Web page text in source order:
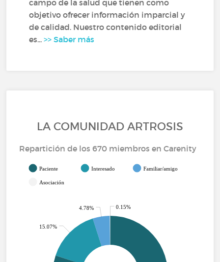
campo de la salud que tienen como
objetivo ofrecer información imparcial y
de calidad. Nuestro contenido editorial
es...>> Saber más
LA COMUNIDAD ARTROSIS
Repartición de los 670 miembros en Carenity
Paciente Interesado Familiar/amigo
Asociación
15.07%
4.78% 0.15%